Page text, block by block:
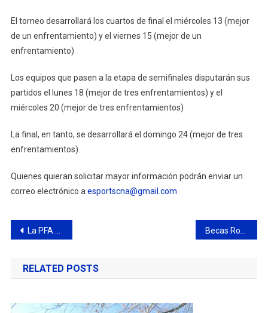
El torneo desarrollará los cuartos de final el miércoles 13 (mejor
de un enfrentamiento) y el viernes 15 (mejor de un
enfrentamiento)
Los equipos que pasen a la etapa de semifinales disputarán sus
partidos el lunes 18 (mejor de tres enfrentamientos) y el
miércoles 20 (mejor de tres enfrentamientos)
La final, en tanto, se desarrollará el domingo 24 (mejor de tres
enfrentamientos).
Quienes quieran solicitar mayor información podrán enviar un
correo electrónico a esportscna@gmail.com
Navegación
de
entradas
La PFA desarticuló una organización criminal dedicada a realizar estafas millonarias a través de Home banking
RELATED POSTS